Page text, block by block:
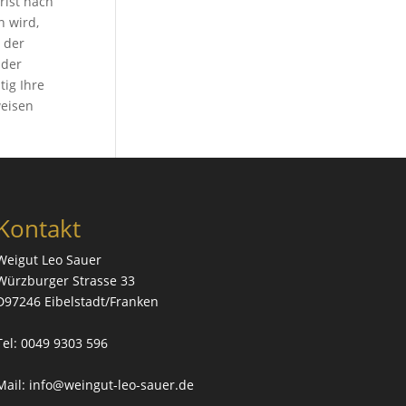
wird,
der
Ihre
Leo Sauer
Strasse 33
Eibelstadt/Franken
0049 9303 596
info@weingut-leo-sauer.de